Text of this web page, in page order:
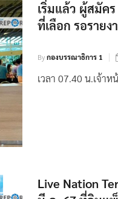
เริ่มแล้ว ผู้สมัค
ที่เลือก รอรายง
Byกองบรรณาธิการ 1
เวลา 07.40 น.เจ้า
Live Nation